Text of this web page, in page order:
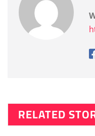
RELATED